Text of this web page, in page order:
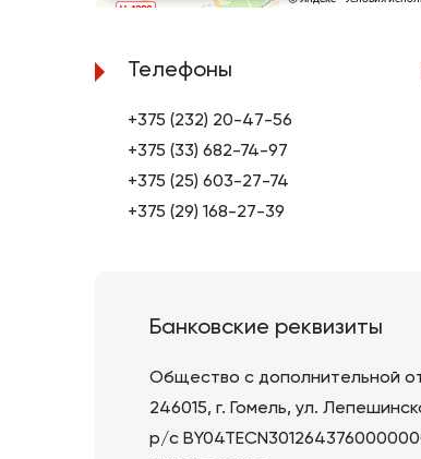
Телефоны
+375 (232) 20-47-56
+375 (33) 682-74-97
+375 (25) 603-27-74
+375 (29) 168-27-39
Банковские реквизиты
Общество с дополнительной
246015, г. Гомель, ул.
р/с